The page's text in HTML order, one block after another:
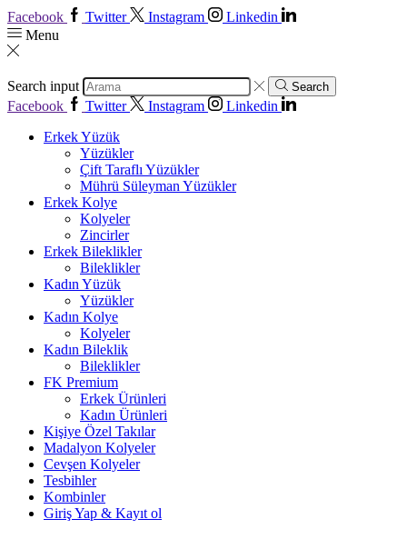
Facebook Twitter Instagram
Linkedin
Menu
Search input Search
Facebook Twitter Instagram
Linkedin
Erkek Yüzük
Yüzükler
Çift Taraflı Yüzükler
Mührü Süleyman Yüzükler
Erkek Kolye
Kolyeler
Zincirler
Erkek Bileklikler
Bileklikler
Kadın Yüzük
Yüzükler
Kadın Kolye
Kolyeler
Kadın Bileklik
Bileklikler
FK Premium
Erkek Ürünleri
Kadın Ürünleri
Kişiye Özel Takılar
Madalyon Kolyeler
Cevşen Kolyeler
Tesbihler
Kombinler
Giriş Yap & Kayıt ol